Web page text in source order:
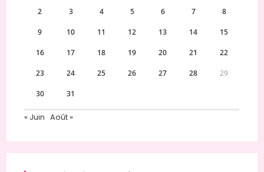
2 3 4 5 6 7 8
9 10 11 12 13 14 15
16 17 18 19 20 21 22
23 24 25 26 27 28 29
30 31
« Juin Août »